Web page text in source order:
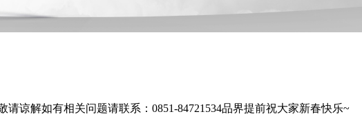
谅解如有相关问题请联系：0851-84721534品界提前祝大家新春快乐~